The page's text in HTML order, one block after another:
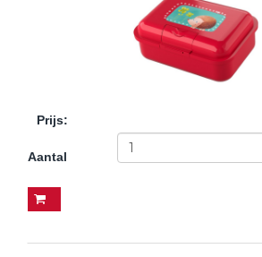
Prijs:
Aantal